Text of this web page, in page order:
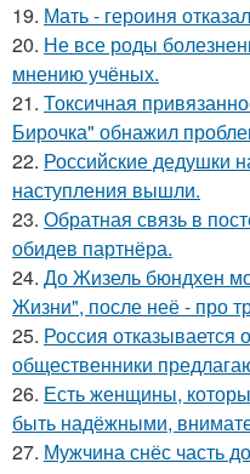
19. Мать - героиня
20. Не все роды
мнению учёных.
21. Токсичная
Бирочка" обнажил
22. Российские дедушки
наступления вышли.
23. Обратная связь в
обидев партнёра.
24. До Жизель бюндхен
Жизни", после неё - про
25. Россия
общественники
26. Есть женщины,
быть надёжными,
27. Мужчина снёс часть